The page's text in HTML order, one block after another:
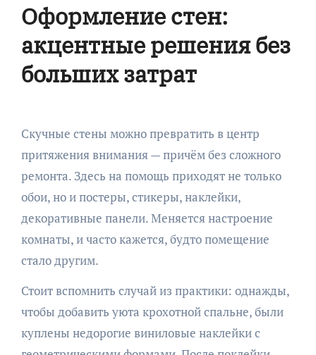
Оформление стен:
акцентные решения без
больших затрат
Скучные стены можно превратить в центр
притяжения внимания — причём без сложного
ремонта. Здесь на помощь приходят не только
обои, но и постеры, стикеры, наклейки,
декоративные панели. Меняется настроение
комнаты, и часто кажется, будто помещение
стало другим.
Стоит вспомнить случай из практики: однажды,
чтобы добавить уюта крохотной спальне, были
куплены недорогие виниловые наклейки с